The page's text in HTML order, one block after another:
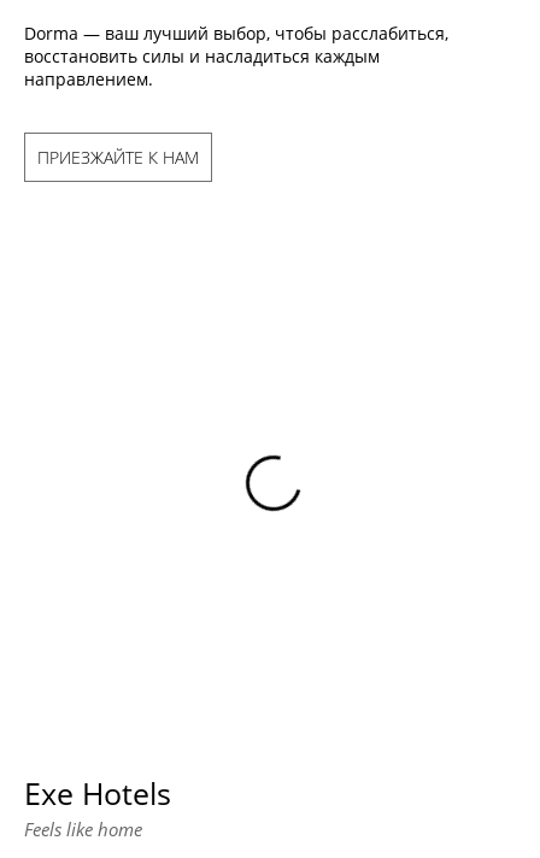
Dorma — ваш лучший выбор, чтобы расслабиться,
восстановить силы и насладиться каждым
направлением.
ПРИЕЗЖАЙТЕ К НАМ
Exe Hotels
Feels like home